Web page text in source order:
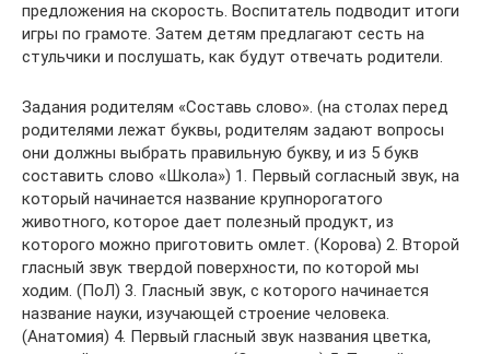
предложения на скорость. Воспитатель подводит итоги
игры по грамоте. Затем детям предлагают сесть на
стульчики и послушать, как будут отвечать родители.
Задания родителям «Составь слово». (на столах перед
родителями лежат буквы, родителям задают вопросы
они должны выбрать правильную букву, и из 5 букв
составить слово «Школа») 1. Первый согласный звук, на
который начинается название крупнорогатого
животного, которое дает полезный продукт, из
которого можно приготовить омлет. (Корова) 2. Второй
гласный звук твердой поверхности, по которой мы
ходим. (ПоЛ) 3. Гласный звук, с которого начинается
название науки, изучающей строение человека.
(Анатомия) 4. Первый гласный звук названия цветка,